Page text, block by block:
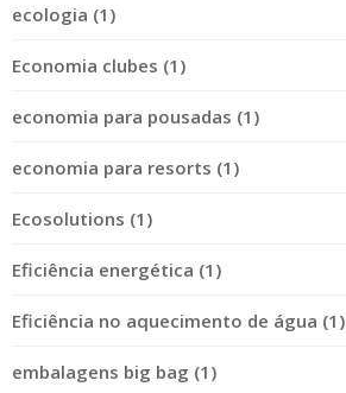
ecologia (1)
Economia clubes (1)
economia para pousadas (1)
economia para resorts (1)
Ecosolutions (1)
Eficiência energética (1)
Eficiência no aquecimento de água (1)
embalagens big bag (1)